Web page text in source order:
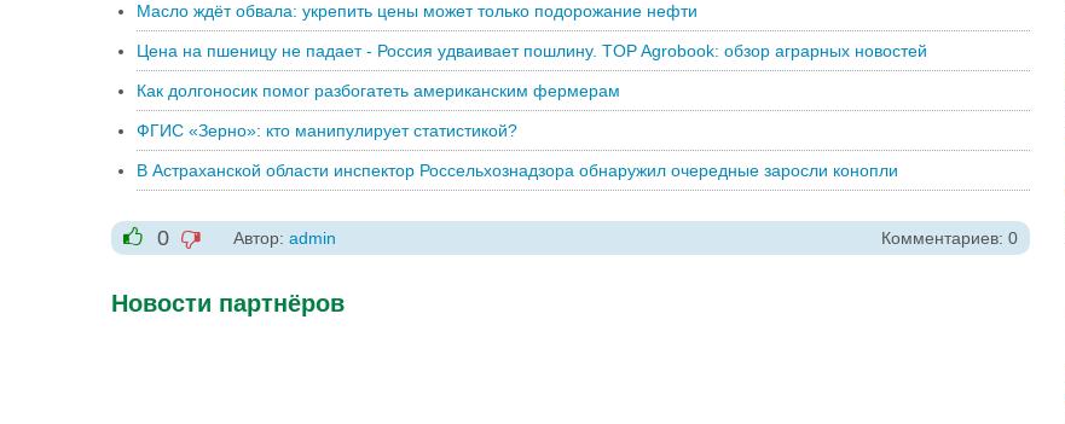
Масло ждёт обвала: укрепить цены может только подорожание нефти
Цена на пшеницу не падает - Россия удваивает пошлину. TOP Agrobook: обзор аграрных новостей
Как долгоносик помог разбогатеть американским фермерам
ФГИС «Зерно»: кто манипулирует статистикой?
В Астраханской области инспектор Россельхознадзора обнаружил очередные заросли конопли
+1
0
-1
Автор: admin Комментариев: 0
Новости партнёров